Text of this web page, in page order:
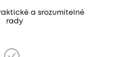
a srozumitelné
rady